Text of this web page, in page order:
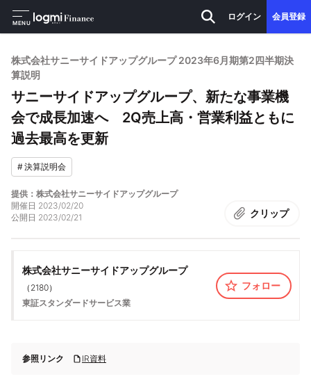
MENU
ログイン 会員登録
株式会社サニーサイドアップグループ 2023年6月期第2四半期決
算説明
サニーサイドアップグループ、新たな事業機
会で成長加速へ 2Q売上高・営業利益ともに
過去最高を更新
#決算説明会
提供：株式会社サニーサイドアップグループ
開催日 2023/02/20
公開日 2023/02/21 クリップ
株式会社サニーサイドアップグループ
（ 2180）
東証スタンダードサービス業
フォロー
参照リンク IR資料